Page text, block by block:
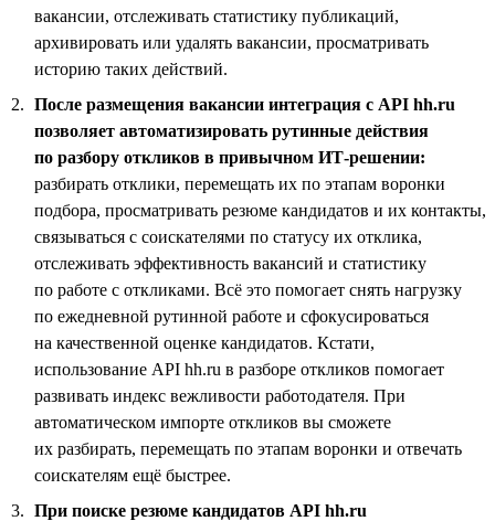
вакансии, отслеживать статистику публикаций,
архивировать или удалять вакансии, просматривать
историю таких действий.
После размещения вакансии интеграция с API hh.ru
позволяет автоматизировать рутинные действия
по разбору откликов в привычном ИТ-решении:
разбирать отклики, перемещать их по этапам воронки
подбора, просматривать резюме кандидатов и их контакты,
связываться с соискателями по статусу их отклика,
отслеживать эффективность вакансий и статистику
по работе с откликами. Всё это помогает снять нагрузку
по ежедневной рутинной работе и сфокусироваться
на качественной оценке кандидатов. Кстати,
использование API hh.ru в разборе откликов помогает
развивать индекс вежливости работодателя. При
автоматическом импорте откликов вы сможете
их разбирать, перемещать по этапам воронки и отвечать
соискателям ещё быстрее.
При поиске резюме кандидатов API hh.ru